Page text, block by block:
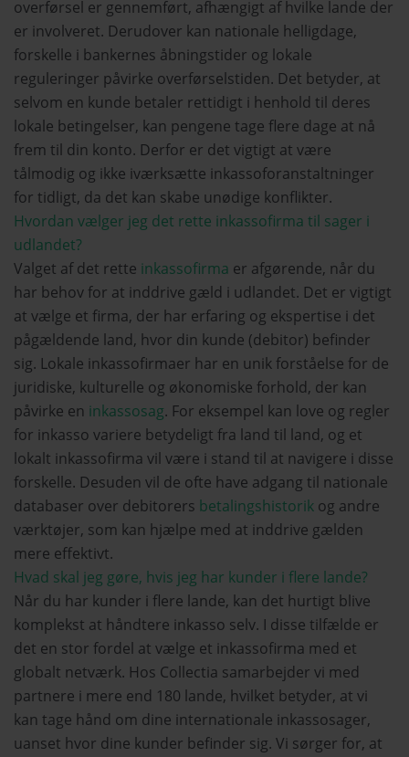
overførsel er gennemført, afhængigt af hvilke lande der
er involveret. Derudover kan nationale helligdage,
forskelle i bankernes åbningstider og lokale
reguleringer påvirke overførselstiden. Det betyder, at
selvom en kunde betaler rettidigt i henhold til deres
lokale betingelser, kan pengene tage flere dage at nå
frem til din konto. Derfor er det vigtigt at være
tålmodig og ikke iværksætte inkassoforanstaltninger
for tidligt, da det kan skabe unødige konflikter.
Hvordan vælger jeg det rette inkassofirma til sager i
udlandet?
Valget af det rette inkassofirma er afgørende, når du
har behov for at inddrive gæld i udlandet. Det er vigtigt
at vælge et firma, der har erfaring og ekspertise i det
pågældende land, hvor din kunde (debitor) befinder
sig. Lokale inkassofirmaer har en unik forståelse for de
juridiske, kulturelle og økonomiske forhold, der kan
påvirke en inkassosag. For eksempel kan love og regler
for inkasso variere betydeligt fra land til land, og et
lokalt inkassofirma vil være i stand til at navigere i disse
forskelle. Desuden vil de ofte have adgang til nationale
databaser over debitorers betalingshistorik og andre
værktøjer, som kan hjælpe med at inddrive gælden
mere effektivt.
Hvad skal jeg gøre, hvis jeg har kunder i flere lande?
Når du har kunder i flere lande, kan det hurtigt blive
komplekst at håndtere inkasso selv. I disse tilfælde er
det en stor fordel at vælge et inkassofirma med et
globalt netværk. Hos Collectia samarbejder vi med
partnere i mere end 180 lande, hvilket betyder, at vi
kan tage hånd om dine internationale inkassosager,
uanset hvor dine kunder befinder sig. Vi sørger for, at